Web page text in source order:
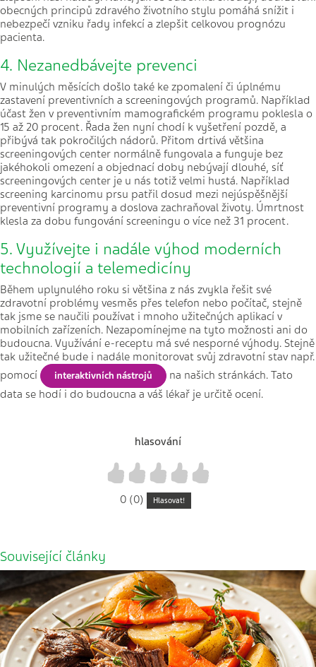
obecných principů zdravého životního stylu pomáhá snížit i
nebezpečí vzniku řady infekcí a zlepšit celkovou prognózu
pacienta.
4. Nezanedbávejte prevenci
V minulých měsících došlo také ke zpomalení či úplnému
zastavení preventivních a screeningových programů. Například
účast žen v preventivním mamografickém programu poklesla o
15 až 20 procent. Řada žen nyní chodí k vyšetření pozdě, a
přibývá tak pokročilých nádorů. Přitom drtivá většina
screeningových center normálně fungovala a funguje bez
jakéhokoli omezení a objednací doby nebývají dlouhé, síť
screeningových center je u nás totiž velmi hustá. Například
screening karcinomu prsu patřil dosud mezi nejúspěšnější
preventivní programy a doslova zachraňoval životy. Úmrtnost
klesla za dobu fungování screeningu o více než 31 procent.
5. Využívejte i nadále výhod moderních
technologií a telemedicíny
Během uplynulého roku si většina z nás zvykla řešit své
zdravotní problémy vesměs přes telefon nebo počítač, stejně
tak jsme se naučili používat i mnoho užitečných aplikací v
mobilních zařízeních. Nezapomínejme na tyto možnosti ani do
budoucna. Využívání e-receptu má své nesporné výhody. Stejně
tak užitečné bude i nadále monitorovat svůj zdravotní stav např.
pomocí
interaktivních nástrojů
na našich stránkách. Tato
data se hodí i do budoucna a váš lékař je určitě ocení.
hlasování
4
3
2
1
0 (0) Hlasovat!
Související články